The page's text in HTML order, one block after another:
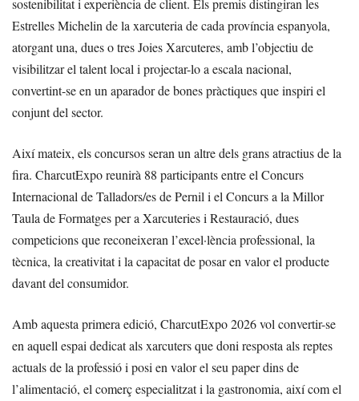
sostenibilitat i experiència de client. Els premis distingiran les
Estrelles Michelin de la xarcuteria de cada província espanyola,
atorgant una, dues o tres Joies Xarcuteres, amb l’objectiu de
visibilitzar el talent local i projectar-lo a escala nacional,
convertint-se en un aparador de bones pràctiques que inspiri el
conjunt del sector.
Així mateix, els concursos seran un altre dels grans atractius de la
fira. CharcutExpo reunirà 88 participants entre el Concurs
Internacional de Talladors/es de Pernil i el Concurs a la Millor
Taula de Formatges per a Xarcuteries i Restauració, dues
competicions que reconeixeran l’excel·lència professional, la
tècnica, la creativitat i la capacitat de posar en valor el producte
davant del consumidor.
Amb aquesta primera edició, CharcutExpo 2026 vol convertir-se
en aquell espai dedicat als xarcuters que doni resposta als reptes
actuals de la professió i posi en valor el seu paper dins de
l’alimentació, el comerç especialitzat i la gastronomia, així com el